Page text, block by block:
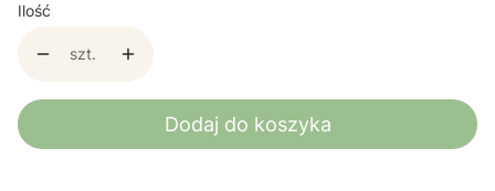
Ilość
szt.
Dodaj do koszyka